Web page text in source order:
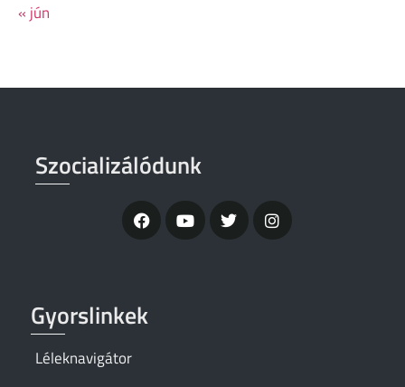
« jún
Szocializálódunk
Gyorslinkek
Léleknavigátor